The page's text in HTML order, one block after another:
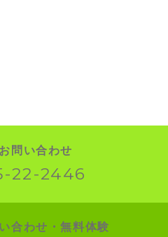
問い合わせ
22-2446
合わせ・無料体験